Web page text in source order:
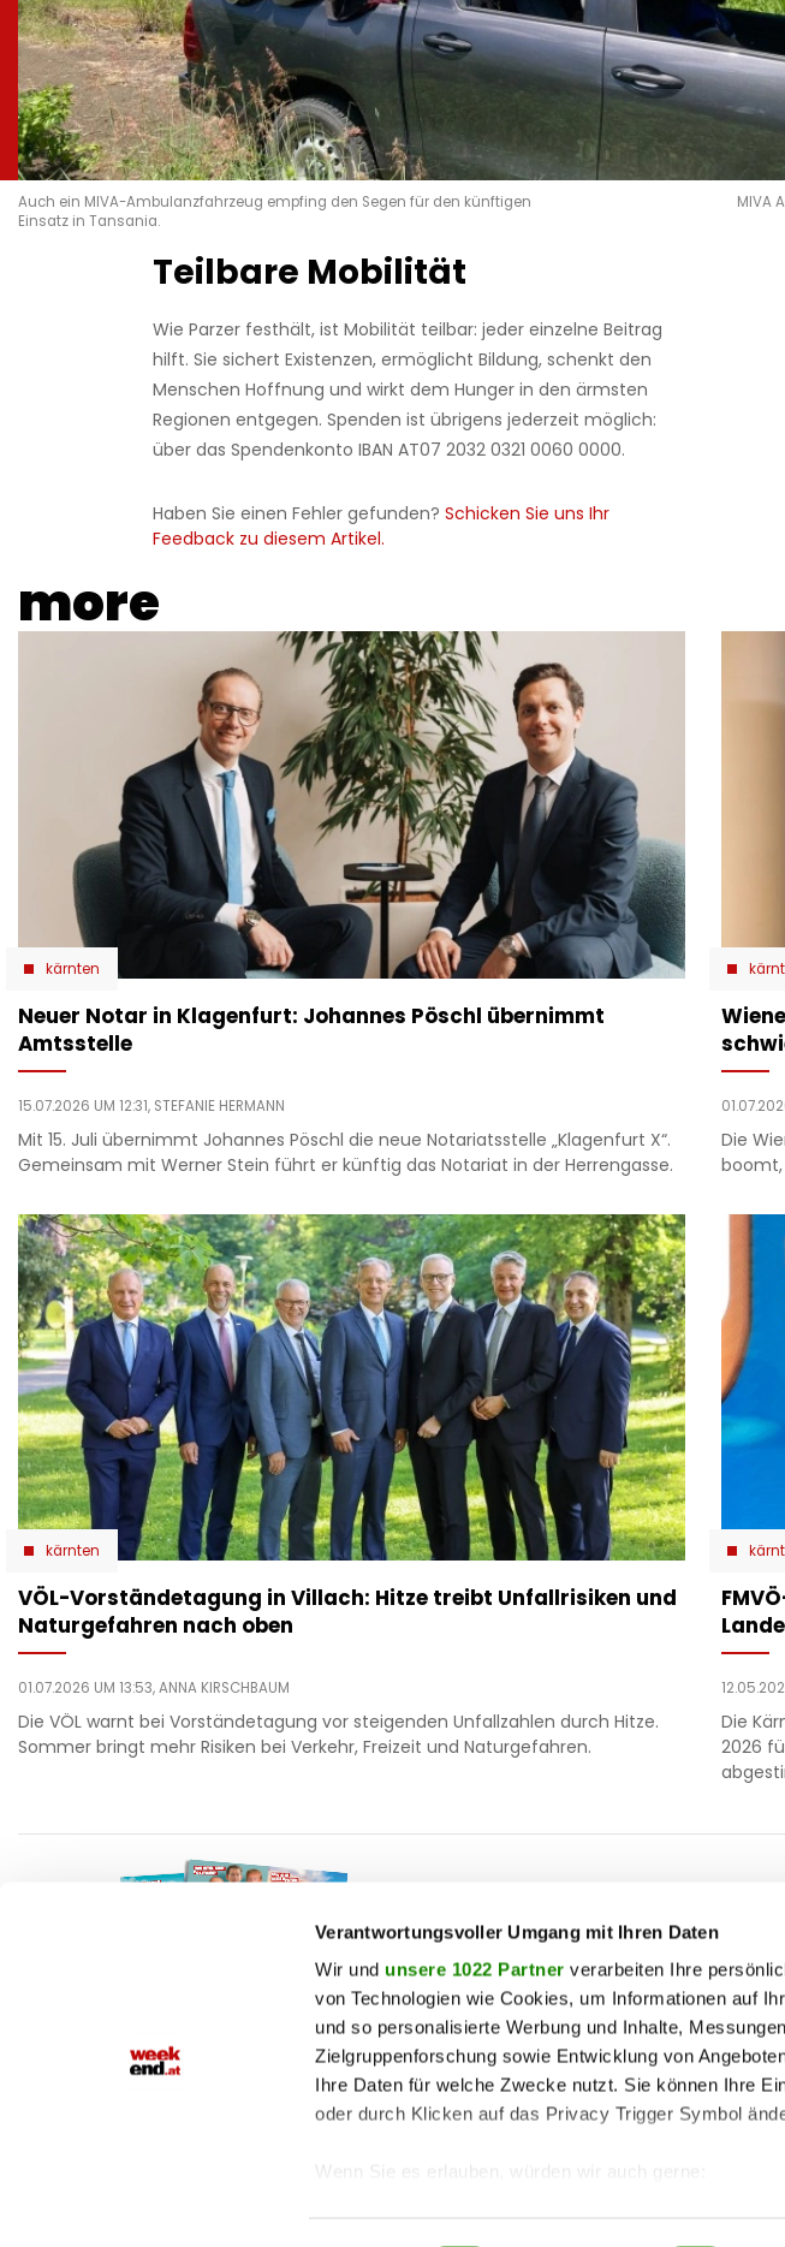
Verantwortungsvoller Umgang mit Ihren Daten
Wir und unsere 1022 Partner verarbeiten Ihre
von Technologien wie Cookies, um Informationen auf
und so personalisierte Werbung und Inhalte,
Zielgruppenforschung sowie Entwicklung von
Ihre Daten für welche Zwecke nutzt. Sie können Ihre
oder durch Klicken auf das Privacy Trigger Symbol
Wenn Sie es erlauben, würden wir auch gerne:
Auch ein MIVA-Ambulanzfahrzeug empfing den Segen für den künftigen
Einsatz in Tansania.
MIVA
Teilbare Mobilität
Wie Parzer festhält, ist Mobilität teilbar: jeder einzelne Beitrag
hilft. Sie sichert Existenzen, ermöglicht Bildung, schenkt den
Menschen Hoffnung und wirkt dem Hunger in den ärmsten
Regionen entgegen. Spenden ist übrigens jederzeit möglich:
über das Spendenkonto IBAN AT07 2032 0321 0060 0000.
Haben Sie einen Fehler gefunden?Schicken Sie uns Ihr
Feedback zu diesem Artikel.
more
kärnten
Neuer Notar in Klagenfurt: Johannes Pöschl übernimmt
Amtsstelle
15.07.2026 UM 12:31, STEFANIE HERMANN
Mit 15. Juli übernimmt Johannes Pöschl die neue Notariatsstelle „Klagenfurt X“.
Gemeinsam mit Werner Stein führt er künftig das Notariat in der Herrengasse.
Die
boomt,
kärnten
VÖL-Vorständetagung in Villach: Hitze treibt Unfallrisiken und
Naturgefahren nach oben
01.07.2026 UM 13:53,ANNA KIRSCHBAUM
Die VÖL warnt bei Vorständetagung vor steigenden Unfallzahlen durch Hitze.
Sommer bringt mehr Risiken bei Verkehr, Freizeit und Naturgefahren.
Die
2026
Jetzt E-Paper lesen!
Footer
Top
Menu
beauty
chronik
fashion
fitness
genuss
haustiere
politik
reise
society
sport
wohnen